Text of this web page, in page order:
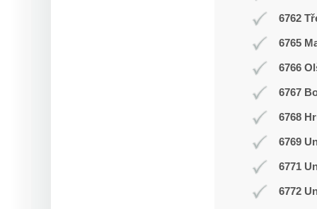
6762
6765
6766
6767
6768
6769
6771
6772